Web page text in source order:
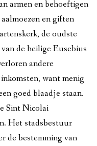
armen en behoeftigen
en giften
de oudste
de heilige Eusebius
andere
want menig
goed blaadje staan.
Sint Nicolai
Het stadsbestuur
de bestemming van